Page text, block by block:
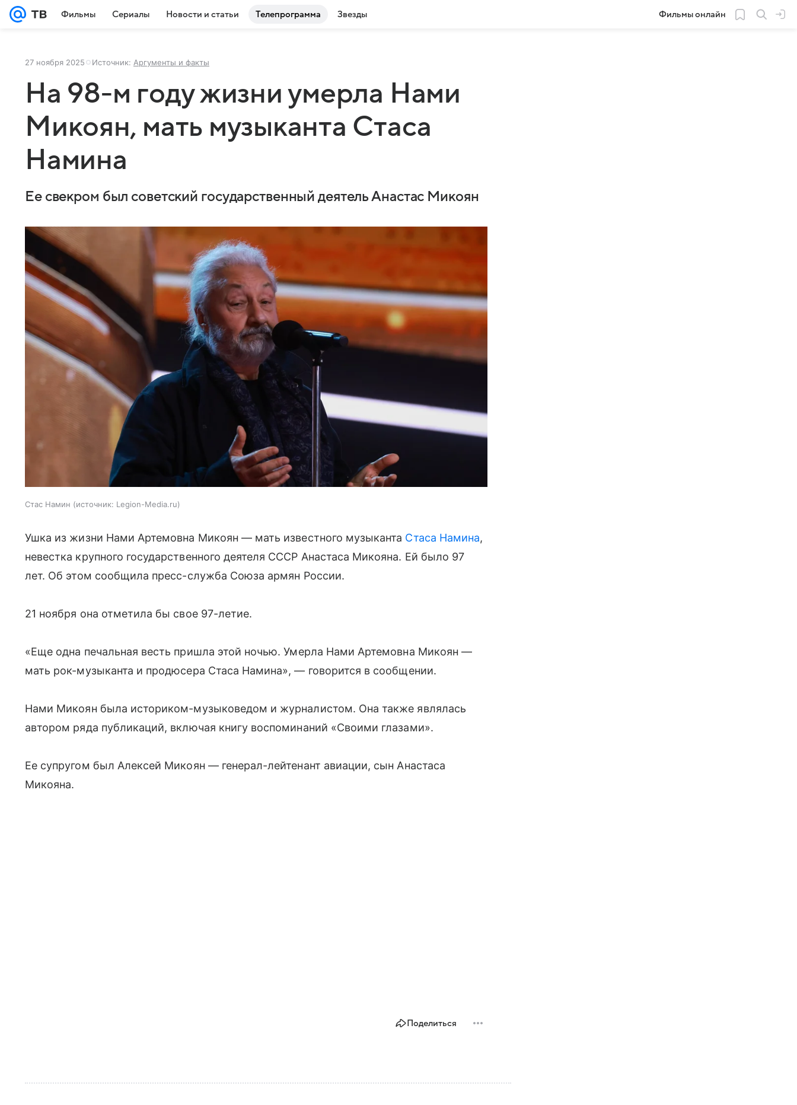
Фильмы Сериалы Новости и статьи Телепрограмма Звезды Фильмы онлайн
27 ноября 2025 Источник: Аргументы и факты
На 98-м году жизни умерла Нами
Микоян, мать музыканта Стаса
Намина
Ее свекром был советский государственный деятель Анастас Микоян
Стас Намин источник: Legion-Media.ru
Ушка из жизни Нами Артемовна Микоян — мать известного музыканта Стаса Намина,
невестка крупного государственного деятеля СССР Анастаса Микояна. Ей было 97
лет. Об этом сообщила пресс-служба Союза армян России.
21 ноября она отметила бы свое 97-летие.
«Еще одна печальная весть пришла этой ночью. Умерла Нами Артемовна Микоян —
мать рок-музыканта и продюсера Стаса Намина», — говорится в сообщении.
Нами Микоян была историком-музыковедом и журналистом. Она также являлась
автором ряда публикаций, включая книгу воспоминаний «Своими глазами».
Ее супругом был Алексей Микоян — генерал-лейтенант авиации, сын Анастаса
Микояна.
Поделиться